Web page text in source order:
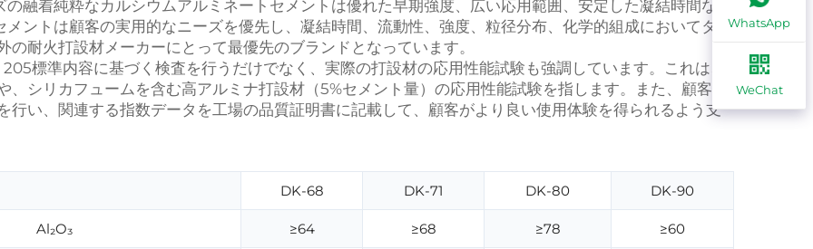
融着純粋なカルシウムアルミネートセメントは優れた早期強度、広い応用範囲、安定した凝結時間など
ントは顧客の実用的なニーズを優先し、凝結時間、流動性、強度、粒径分布、化学的組成においてター
耐火打設材メーカーにとって最優先のブランドとなっています。
標準内容に基づく検査を行うだけでなく、実際の打設材の応用性能試験も強調しています。これは、
シリカフュームを含む高アルミナ打設材（5%セメント量）の応用性能試験を指します。また、顧客の
行い、関連する指数データを工場の品質証明書に記載して、顧客がより良い使用体験を得られるよう支
DK-68 DK-71 DK-80 DK-90
Al₂O₃ ≥64 ≥68 ≥78 ≥60
WhatsApp
WeChat